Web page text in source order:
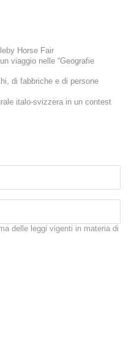
Horse Fair
viaggio nelle “Geografie
di fabbriche e di persone
italo-svizzera in un contest
delle leggi vigenti in materia di